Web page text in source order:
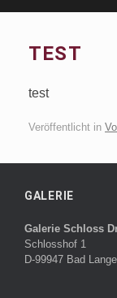
TEST
test
Veröffentlicht in
GALERIE
Galerie Schloss
Schlosshof 1
D-99947 Bad